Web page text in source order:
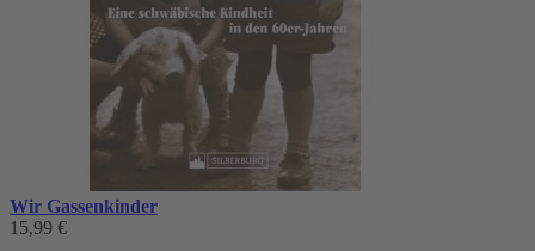
Wir Gassenkinder
15,99 €